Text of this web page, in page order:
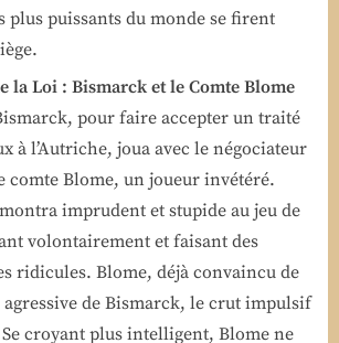
plus puissants du monde se firent
la Loi : Bismarck et le Comte Blome
pour faire accepter un traité
à l’Autriche, joua avec le négociateur
comte Blome, un joueur invétéré.
imprudent et stupide au jeu de
volontairement et faisant des
ridicules. Blome, déjà convaincu de
de Bismarck, le crut impulsif
croyant plus intelligent, Blome ne